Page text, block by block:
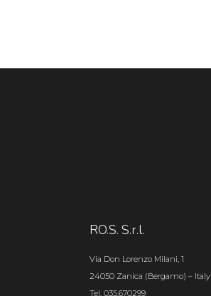
RO.S. S.r.l.
Via Don Lorenzo Milani, 1
24050 Zanica (Bergamo) – Italy
Tel. 035.670299